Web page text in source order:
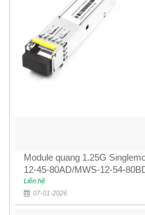
Module quang 1.25G
12-45-80AD/MWS-12-54-
Liên hệ
07-01-2026